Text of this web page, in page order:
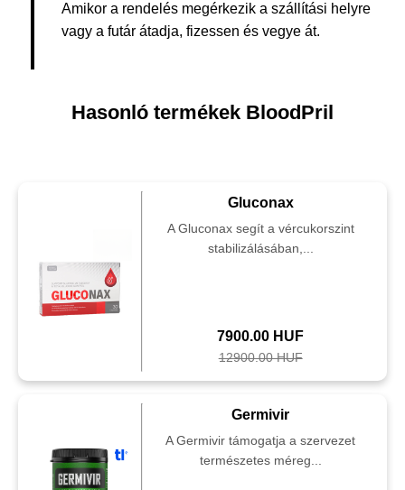
Amikor a rendelés megérkezik a szállítási helyre
vagy a futár átadja, fizessen és vegye át.
Hasonló termékek BloodPril
Gluconax
A Gluconax segít a vércukorszint
stabilizálásában,...
7900.00 HUF
12900.00 HUF
Germivir
A Germivir támogatja a szervezet
természetes méreg...